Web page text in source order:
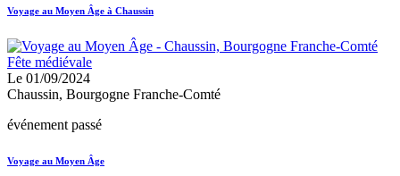
Voyage au Moyen Âge à Chaussin
Fête médiévale
Le 01/09/2024
Chaussin, Bourgogne Franche-Comté
événement passé
Voyage au Moyen Âge